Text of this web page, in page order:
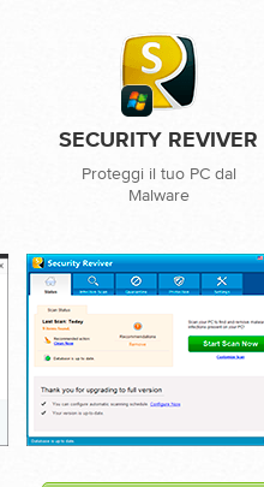
SECURITY REVIVER
Proteggi il tuo PC dal
Malware